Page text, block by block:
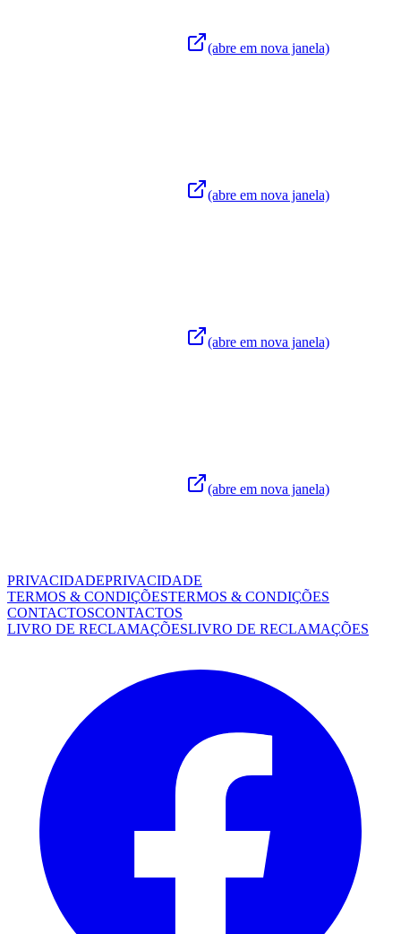
(abre em nova janela)
(abre em nova janela)
(abre em nova janela)
(abre em nova janela)
PRIVACIDADEPRIVACIDADE
TERMOS & CONDIÇÕESTERMOS & CONDIÇÕES
CONTACTOSCONTACTOS
LIVRO DE RECLAMAÇÕESLIVRO DE RECLAMAÇÕES